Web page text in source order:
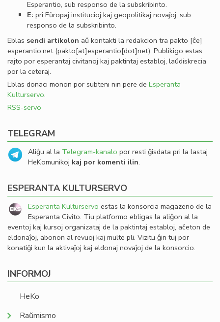
Esperantio, sub responso de la subskribinto.
E: pri Eŭropaj institucioj kaj geopolitikaj novaĵoj, sub
responso de la subskribinto.
Eblas sendi artikolon aŭ kontakti la redakcion tra pakto [ĉe]
esperantio.net(pakto[at]esperantio[dot]net). Publikigo estas
rajto por esperantaj civitanoj kaj paktintaj establoj, laŭdiskrecia
por la ceteraj.
Eblas donaci monon por subteni nin pere de Esperanta
Kulturservo.
RSS-servo
TELEGRAM
Aliĝu al la Telegram-kanalo por resti ĝisdata pri la lastaj
HeKomunikoj kaj por komenti ilin.
ESPERANTA KULTURSERVO
Esperanta Kulturservo estas la konsorcia magazeno de la
Esperanta Civito. Tiu platformo ebligas la aliĝon al la
eventoj kaj kursoj organizataj de la paktintaj establoj, aĉeton de
eldonaĵoj, abonon al revuoj kaj multe pli. Vizitu ĝin tuj por
konatiĝi kun la aktivaĵoj kaj eldonaj novaĵoj de la konsorcio.
INFORMOJ
HeKo
Raŭmismo